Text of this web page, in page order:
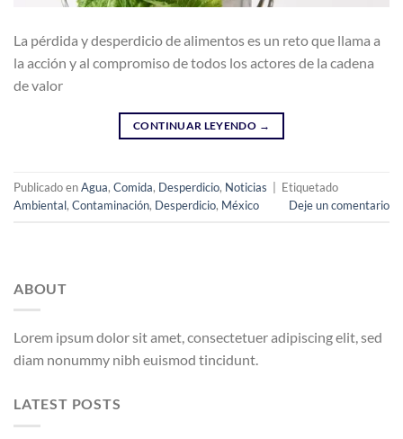
La pérdida y desperdicio de alimentos es un reto que llama a
la acción y al compromiso de todos los actores de la cadena
de valor
CONTINUAR LEYENDO →
Publicado enAgua, Comida, Desperdicio, Noticias
Etiquetado
Ambiental, Contaminación, Desperdicio, México Deje un comentario
ABOUT
Lorem ipsum dolor sit amet, consectetuer adipiscing elit, sed
diam nonummy nibh euismod tincidunt.
LATEST POSTS